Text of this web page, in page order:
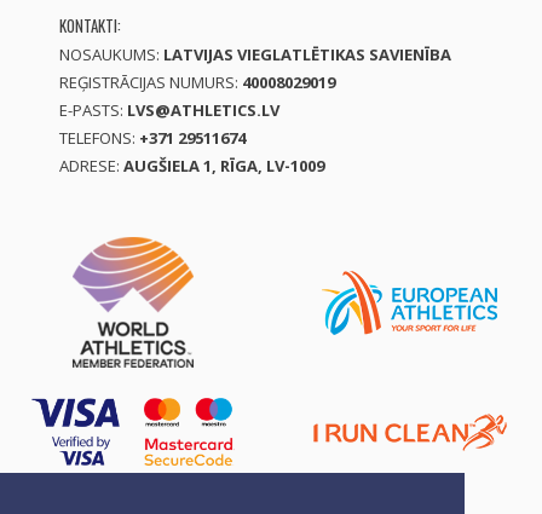
KONTAKTI:
NOSAUKUMS: LATVIJAS VIEGLATLĒTIKAS SAVIENĪBA
REĢISTRĀCIJAS NUMURS: 40008029019
E-PASTS: LVS@ATHLETICS.LV
TELEFONS: +371 29511674
ADRESE: AUGŠIELA 1, RĪGA, LV-1009